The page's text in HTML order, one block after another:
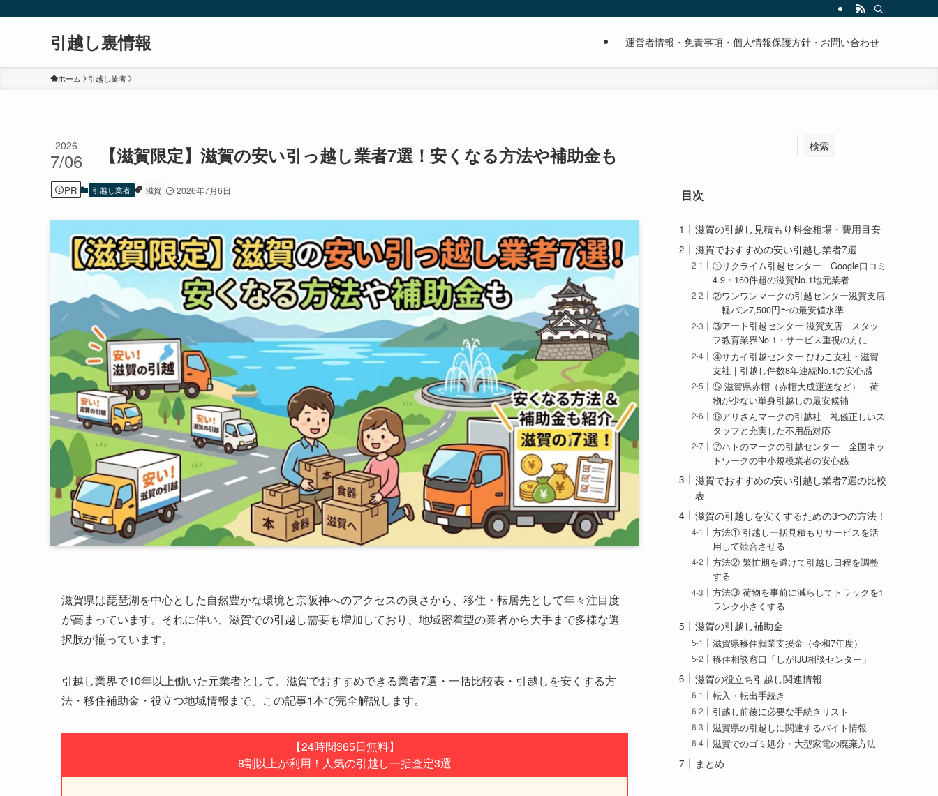
引越し裏情報 運営者情報・免責事項・個人情報保護方針・お問い合わせ
ホーム 引越し業者
【滋賀限定】滋賀の安い引っ越し業者7選！安くなる方法や補助金も
2026
7/06
PR 引越し業者 滋賀 2026年7月6日
滋賀県は琵琶湖を中心とした自然豊かな環境と京阪神へのアクセスの良さから、移住・転居先として年々注目度
が高まっています。それに伴い、滋賀での引越し需要も増加しており、地域密着型の業者から大手まで多様な選
択肢が揃っています。
引越し業界で10年以上働いた元業者として、滋賀でおすすめできる業者7選・一括比較表・引越しを安くする方
法・移住補助金・役立つ地域情報まで、この記事1本で完全解説します。
【24時間365日無料】
8割以上が利用！人気の引越し一括査定3選
検索
目次
滋賀の引越し見積もり料金相場・費用目安
滋賀でおすすめの安い引越し業者7選
①リクライム引越センター｜Google口コミ
4.9・160件超の滋賀No.1地元業者
②ワンワンマークの引越センター滋賀支店
｜軽バン7,500円〜の最安値水準
③アート引越センター 滋賀支店｜スタッ
フ教育業界No.1・サービス重視の方に
④サカイ引越センター びわこ支社・滋賀
支社｜引越し件数8年連続No.1の安心感
⑤ 滋賀県赤帽（赤帽大成運送など）｜荷
物が少ない単身引越しの最安候補
⑥アリさんマークの引越社｜礼儀正しいス
タッフと充実した不用品対応
⑦ハトのマークの引越センター｜全国ネッ
トワークの中小規模業者の安心感
滋賀でおすすめの安い引越し業者7選の比較
表
滋賀の引越しを安くするための3つの方法！
方法① 引越し一括見積もりサービスを活
用して競合させる
方法② 繁忙期を避けて引越し日程を調整
する
方法③ 荷物を事前に減らしてトラックを1
ランク小さくする
滋賀の引越し補助金
滋賀県移住就業支援金（令和7年度）
移住相談窓口「しがIJU相談センター」
滋賀の役立ち引越し関連情報
転入・転出手続き
引越し前後に必要な手続きリスト
滋賀県の引越しに関連するバイト情報
滋賀でのゴミ処分・大型家電の廃棄方法
まとめ